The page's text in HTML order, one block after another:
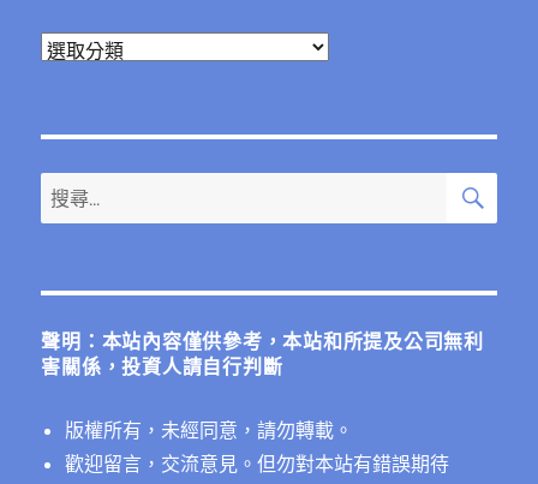
分
搜
尋
鍵
搜
聲明：本站內容僅供參考，本站和所提及公司無利
害關係，投資人請自行判斷
版權所有，未經同意，請勿轉載。
歡迎留言，交流意見。但勿對本站有錯誤期待